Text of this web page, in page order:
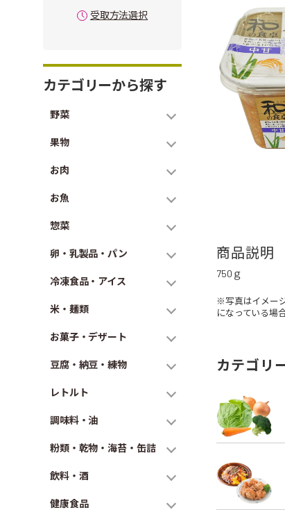
受取方法選択
カテゴリーから探す
野菜
果物
お肉
お魚
惣菜
卵・乳製品・パン
冷凍食品・アイス
米・麺類
お菓子・デザート
豆腐・納豆・練物
レトルト
調味料・油
粉類・乾物・海苔・缶詰
飲料・酒
健康食品
商品説明
750ｇ
※写真はイメー
になっている場
カテゴリ